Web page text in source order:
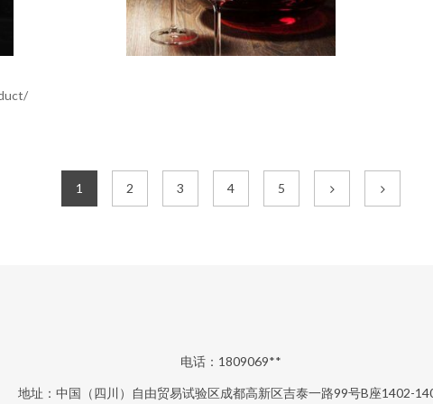
1 2 3 4 5
电话：1809069**
地址：中国（四川）自由贸易试验区成都高新区吉泰一路99号B座1402-